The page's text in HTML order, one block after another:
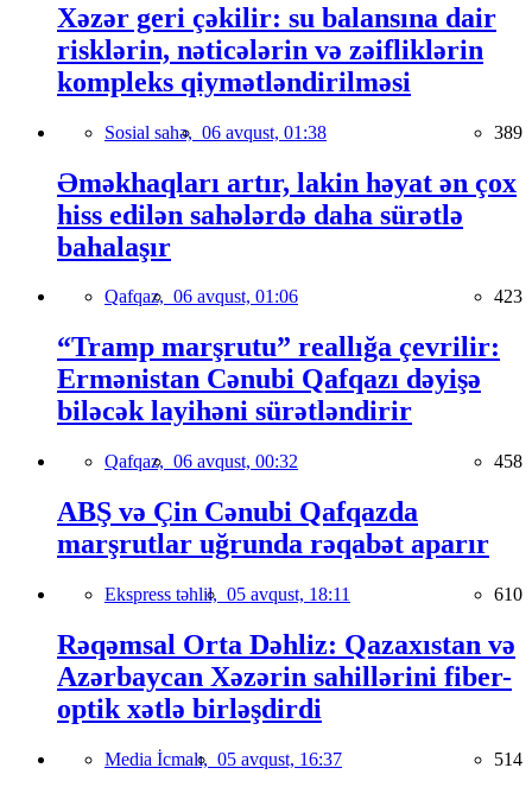
Xəzər geri çəkilir: su balansına dair
risklərin, nəticələrin və zəifliklərin
kompleks qiymətləndirilməsi
Sosial sahə, 06 avqust, 01:38 389
Əməkhaqları artır, lakin həyat ən çox
hiss edilən sahələrdə daha sürətlə
bahalaşır
Qafqaz, 06 avqust, 01:06 423
“Tramp marşrutu” reallığa çevrilir:
Ermənistan Cənubi Qafqazı dəyişə
biləcək layihəni sürətləndirir
Qafqaz, 06 avqust, 00:32 458
ABŞ və Çin Cənubi Qafqazda
marşrutlar uğrunda rəqabət aparır
Ekspress təhlil, 05 avqust, 18:11 610
Rəqəmsal Orta Dəhliz: Qazaxıstan və
Azərbaycan Xəzərin sahillərini fiber-
optik xətlə birləşdirdi
Media İcmalı, 05 avqust, 16:37 514